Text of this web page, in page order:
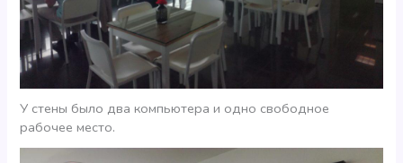
У стены было два компьютера и одно свободное
рабочее место.